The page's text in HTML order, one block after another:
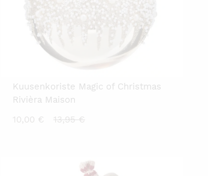
Kuusenkoriste Magic of Christmas
Rivièra Maison
10,00 €
Nykyinen
10,00 €.
13,95€Alkuperäinen
13,95 €.